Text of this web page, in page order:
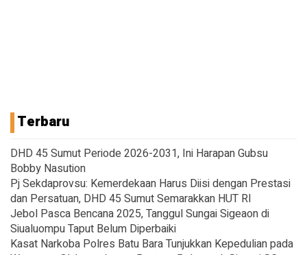
Terbaru
DHD 45 Sumut Periode 2026-2031, Ini Harapan Gubsu
Bobby Nasution
Pj Sekdaprovsu: Kemerdekaan Harus Diisi dengan Prestasi
dan Persatuan, DHD 45 Sumut Semarakkan HUT RI
Jebol Pasca Bencana 2025, Tanggul Sungai Sigeaon di
Siualuompu Taput Belum Diperbaiki
Kasat Narkoba Polres Batu Bara Tunjukkan Kepedulian pada